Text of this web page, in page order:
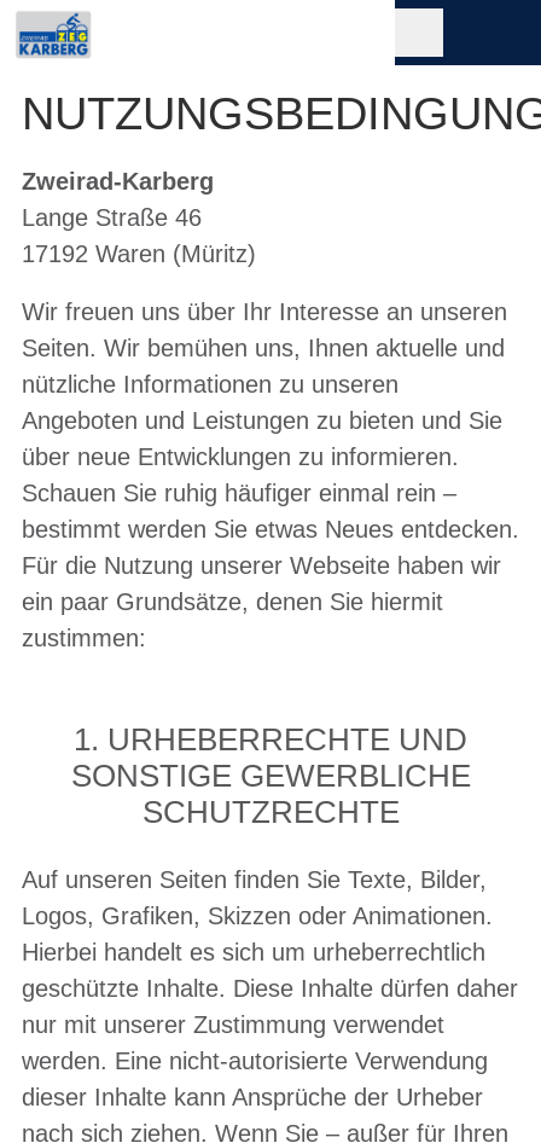
Zweirad-Karberg
Lange Straße 46
17192 Waren (Müritz)
Wir freuen uns über Ihr Interesse an unseren
Seiten. Wir bemühen uns, Ihnen aktuelle und
nützliche Informationen zu unseren
Angeboten und Leistungen zu bieten und Sie
über neue Entwicklungen zu informieren.
Schauen Sie ruhig häufiger einmal rein –
bestimmt werden Sie etwas Neues entdecken.
Für die Nutzung unserer Webseite haben wir
ein paar Grundsätze, denen Sie hiermit
zustimmen:
1. URHEBERRECHTE UND
SONSTIGE GEWERBLICHE
SCHUTZRECHTE
Auf unseren Seiten finden Sie Texte, Bilder,
Logos, Grafiken, Skizzen oder Animationen.
Hierbei handelt es sich um urheberrechtlich
geschützte Inhalte. Diese Inhalte dürfen daher
nur mit unserer Zustimmung verwendet
werden. Eine nicht-autorisierte Verwendung
dieser Inhalte kann Ansprüche der Urheber
nach sich ziehen. Wenn Sie – außer für Ihren